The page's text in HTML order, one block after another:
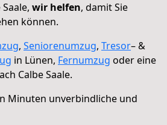
wir helfen, damit Sie
können.
, Seniorenumzug, Tresor– &
in Lünen, Fernumzug oder eine
Calbe Saale.
Minuten unverbindliche und